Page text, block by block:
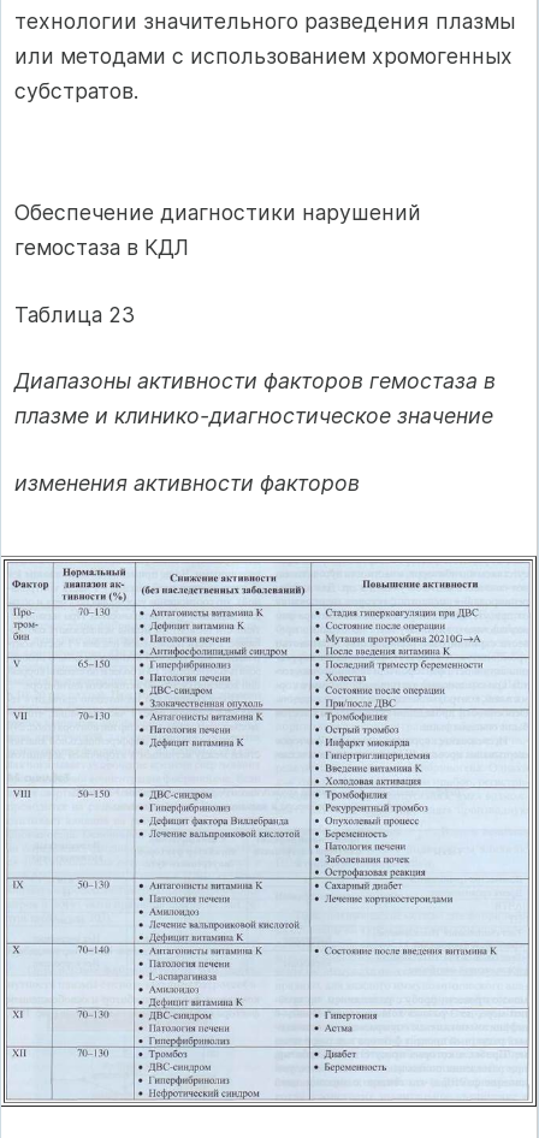
тех­нологии значительного разведения плазмы
или методами с использованием хромогенных
суб­стратов.
Обеспечение диагностики нарушений
гемостаза в КДЛ
Таблица 23
Диапазоны активности факторов гемостаза в
плазме и клинико-диагностическое значение
изменения активности факторов